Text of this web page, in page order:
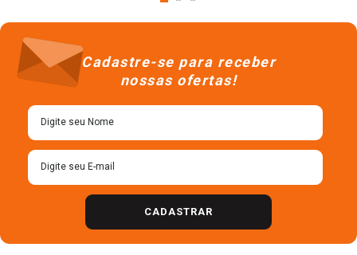
Cadastre-se para receber
nossas ofertas!
CADASTRAR